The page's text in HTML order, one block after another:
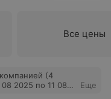
Все цены
(4
2025 по 11 08
Еще